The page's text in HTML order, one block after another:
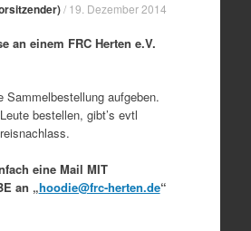
/ 19. Dezember 2014
an einem FRC Herten e.V.
Sammelbestellung aufgeben.
bestellen, gibt’s evtl
eine Mail MIT
an „hoodie@frc-herten.de“